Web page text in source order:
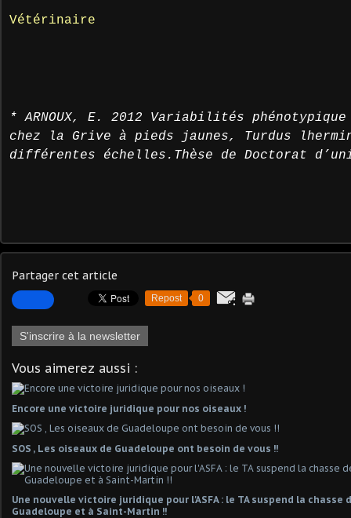
Vétérinaire
* ARNOUX, E. 2012 Variabilités
chez la Grive à pieds jaunes, Turdus
différentes échelles.Thèse de Doctorat
Partager cet article
Repost 0
S'inscrire à la newsletter
Vous aimerez aussi :
Encore une victoire juridique pour nos oiseaux !
SOS , Les oiseaux de Guadeloupe ont besoin de vous !!
Une nouvelle victoire juridique pour l'ASFA : le TA suspend la chasse
Guadeloupe et à Saint-Martin !!